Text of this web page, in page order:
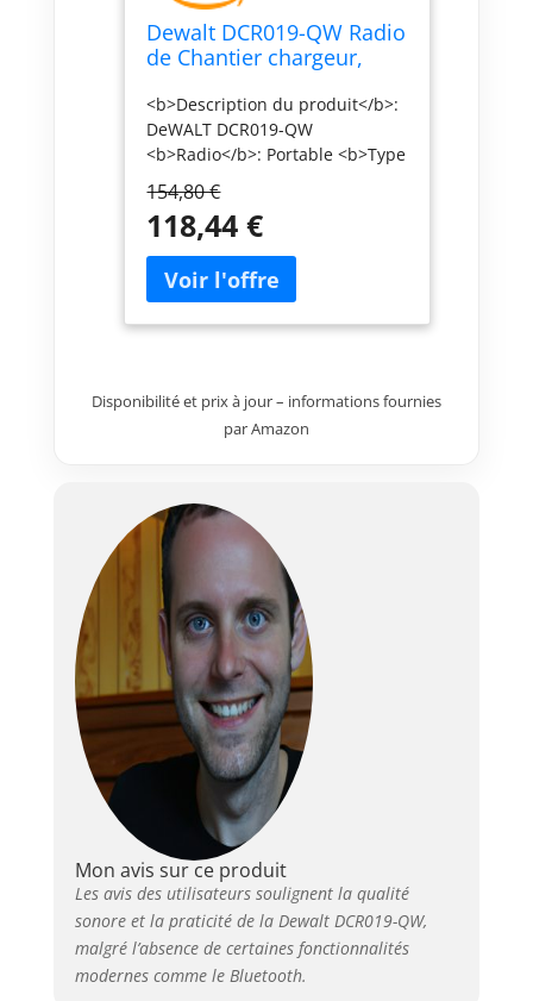
Dewalt DCR019-QW Radio
de Chantier chargeur,
FM/AM Jaune/Noir
<b>Description du produit</b>:
DeWALT DCR019-QW
<b>Radio</b>: Portable <b>Type
FM <b>Profondeur</b>: 24 cm
<b>Hauteur</b>: 24,5 cm
<b>Poids</b>: 2,8 kg
<b>Technologie batterie</b>:
Lithium-Ion (Li-Ion)
154,80 €
118,44 €
Disponibilité et prix à jour – informations fournies
par Amazon
Mon avis sur ce produit
Les avis des utilisateurs soulignent la qualité
sonore et la praticité de la Dewalt DCR019-QW,
malgré l’absence de certaines fonctionnalités
modernes comme le Bluetooth.